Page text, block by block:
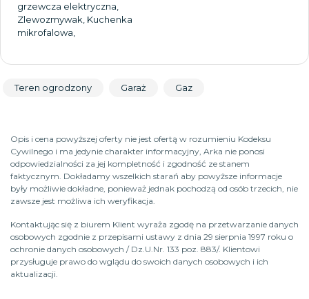
grzewcza elektryczna,
Zlewozmywak, Kuchenka
mikrofalowa,
Teren ogrodzony Garaż Gaz
Opis i cena powyższej oferty nie jest ofertą w rozumieniu Kodeksu
Cywilnego i ma jedynie charakter informacyjny, Arka nie ponosi
odpowiedzialności za jej kompletność i zgodność ze stanem
faktycznym. Dokładamy wszelkich starań aby powyższe informacje
były możliwie dokładne, ponieważ jednak pochodzą od osób trzecich, nie
zawsze jest możliwa ich weryfikacja.
Kontaktując się z biurem Klient wyraża zgodę na przetwarzanie danych
osobowych zgodnie z przepisami ustawy z dnia 29 sierpnia 1997 roku o
ochronie danych osobowych / Dz.U.Nr. 133 poz. 883/. Klientowi
przysługuje prawo do wglądu do swoich danych osobowych i ich
aktualizacji.